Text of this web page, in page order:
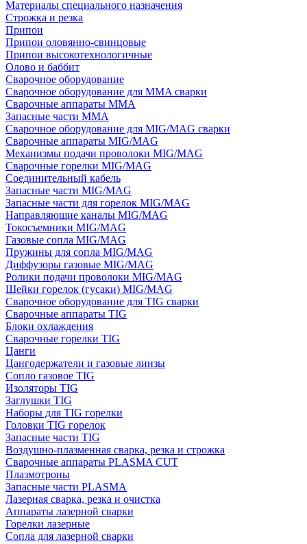
Материалы специального назначения
Строжка и резка
Припои
Припои оловянно-свинцовые
Припои высокотехнологичные
Олово и баббит
Сварочное оборудование
Сварочное оборудование для MMA сварки
Сварочные аппараты MMA
Запасные части MMA
Сварочное оборудование для MIG/MAG сварки
Сварочные аппараты MIG/MAG
Механизмы подачи проволоки MIG/MAG
Сварочные горелки MIG/MAG
Соединительный кабель
Запасные части MIG/MAG
Запасные части для горелок MIG/MAG
Направляющие каналы MIG/MAG
Токосъемники MIG/MAG
Газовые сопла MIG/MAG
Пружины для сопла MIG/MAG
Диффузоры газовые MIG/MAG
Ролики подачи проволоки MIG/MAG
Шейки горелок (гусаки) MIG/MAG
Сварочное оборудование для TIG сварки
Сварочные аппараты TIG
Блоки охлаждения
Сварочные горелки TIG
Цанги
Цангодержатели и газовые линзы
Сопло газовое TIG
Изоляторы TIG
Заглушки TIG
Наборы для TIG горелки
Головки TIG горелок
Запасные части TIG
Воздушно-плазменная сварка, резка и строжка
Сварочные аппараты PLASMA CUT
Плазмотроны
Запасные части PLASMA
Лазерная сварка, резка и очистка
Аппараты лазерной сварки
Горелки лазерные
Сопла для лазерной сварки